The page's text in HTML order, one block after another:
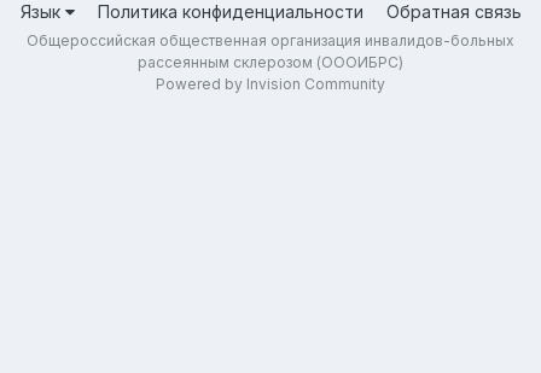
Язык Политика конфиденциальности Обратная связь
Общероссийская общественная организация инвалидов-больных
рассеянным склерозом (ОООИБРС)
Powered by Invision Community